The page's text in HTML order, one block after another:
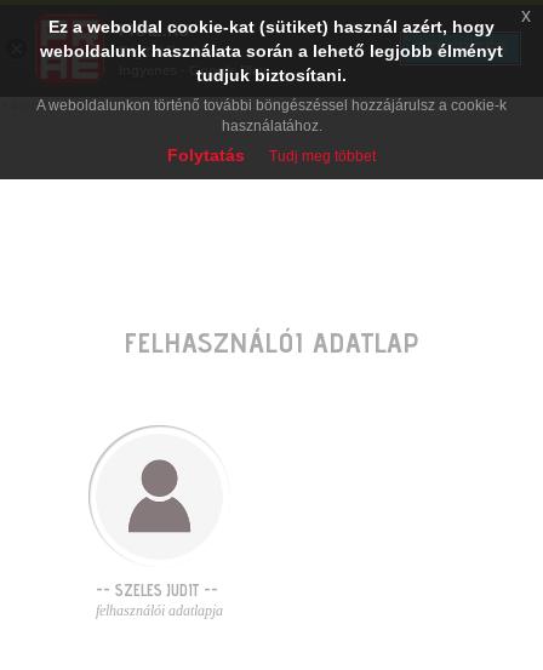
FELHASZNÁLÓI ADATLAP
-- SZELES JUDIT --
felhasználói adatlapja
Ez a weboldal cookie-kat (sütiket) használ azért, hogy
weboldalunk használata során a lehető legjobb élményt
tudjuk biztosítani.
A weboldalunkon történő további böngészéssel hozzájárulsz a cookie-k
használatához.
Folytatás Tudj meg többet
x
PRAE.HU
Digital Evolution
Ingyenes - Google Play
TELEPÍTÉS